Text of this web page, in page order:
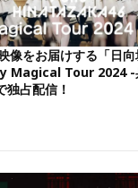
像をお届けする「日
Magical Tour 2024 -
独占配信！